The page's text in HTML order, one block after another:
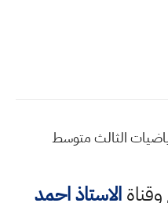
الثالث متوسط
الاستاذ احمد